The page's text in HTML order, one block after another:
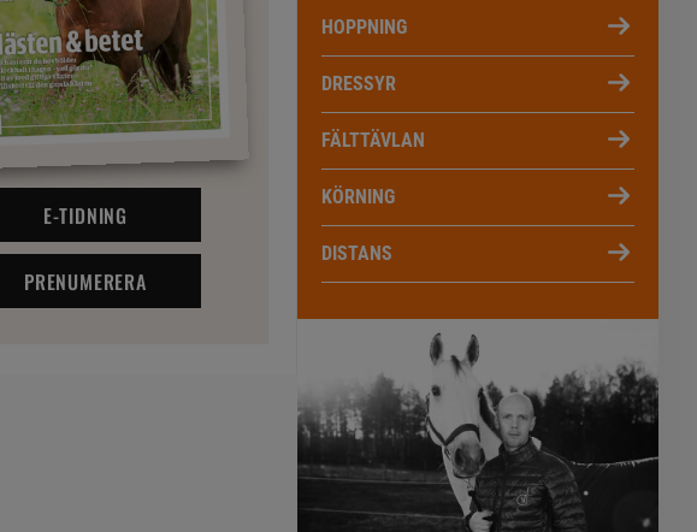
E-TIDNING
PRENUMERERA
HOPPNING
DRESSYR
FÄLTTÄVLAN
KÖRNING
DISTANS